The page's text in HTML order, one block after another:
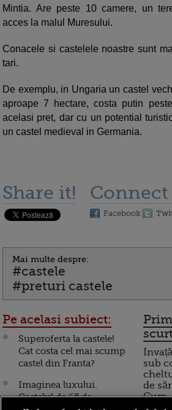
Mintia. Are peste 10 camere, un
acces la malul Muresului.
Conacele si castelele noastre sunt
tari.
De exemplu, in Ungaria un castel
aproape 7 hectare, costa putin
acelasi pret, dar cu un potential
un castel medieval in Germania.
Share it! Connect
Facebook
Mai multe despre:
#castele
#preturi castele
Pe acelasi subiect:
Superoferta la castele!
Cat costa cel mai scump
castel din Franta?
Imaginea luxului.
Castelul de 65 de
sub
de
Cum